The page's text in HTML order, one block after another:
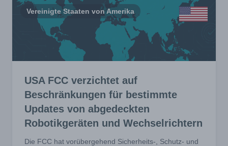
Vereinigte Staaten von Amerika
USA FCC verzichtet auf
Beschränkungen für bestimmte
Updates von abgedeckten
Robotikgeräten und Wechselrichtern
Die FCC hat vorübergehend Sicherheits-, Schutz- und